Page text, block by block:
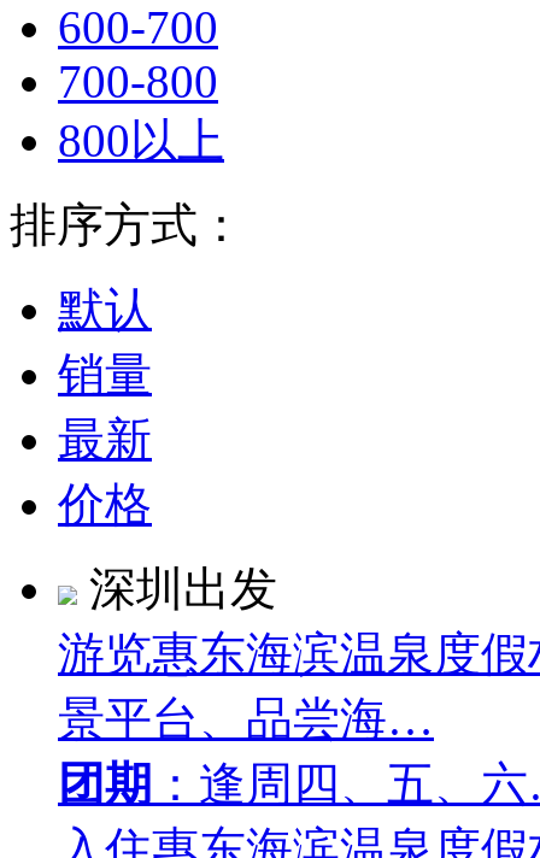
600-700
700-800
800以上
排序方式：
默认
销量
最新
价格
深圳出发
游览惠东海滨温泉度
景平台、品尝海…
团期 ：逢周四、五、